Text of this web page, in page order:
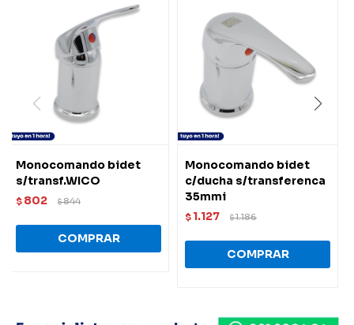
Monocomando bidet
s/transf.WICO
$ 802 $844
Monocomando bidet
c/ducha s/transferenca
35mmi
$ 1.127 $1.186